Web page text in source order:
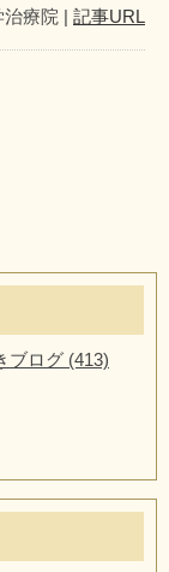
療院 | 記事URL
ブログ (413)